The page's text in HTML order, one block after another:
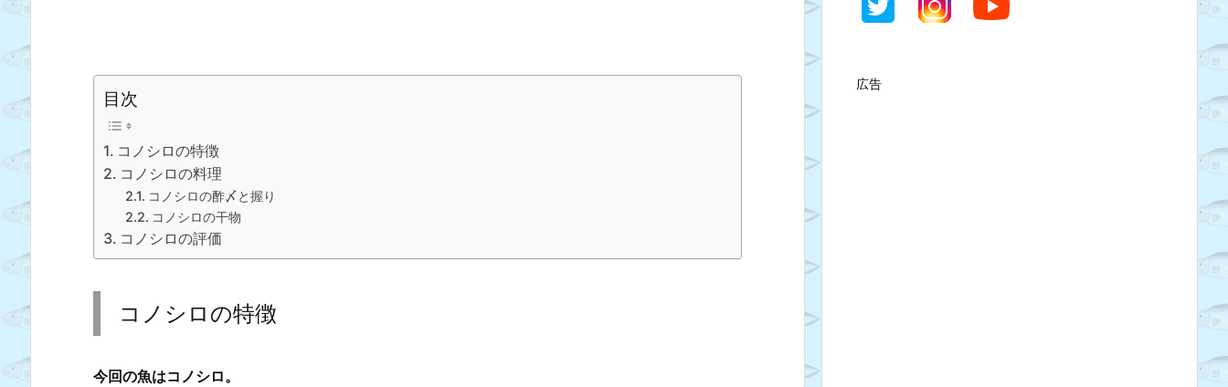
目次
コノシロの特徴
コノシロの料理
コノシロの酢〆と握り
コノシロの干物
コノシロの評価
コノシロの特徴
今回の魚はコノシロ。
広告